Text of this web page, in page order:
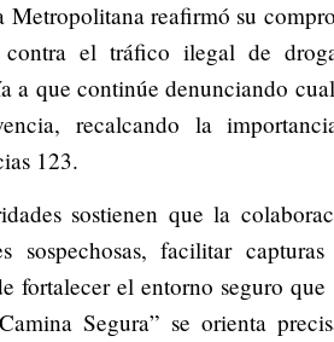
Metropolitana reafirmó su
contra el tráfico ilegal de
a que continúe denunciando
recalcando la
123.
sostienen que la
sospechosas, facilitar
fortalecer el entorno seguro
Segura” se orienta